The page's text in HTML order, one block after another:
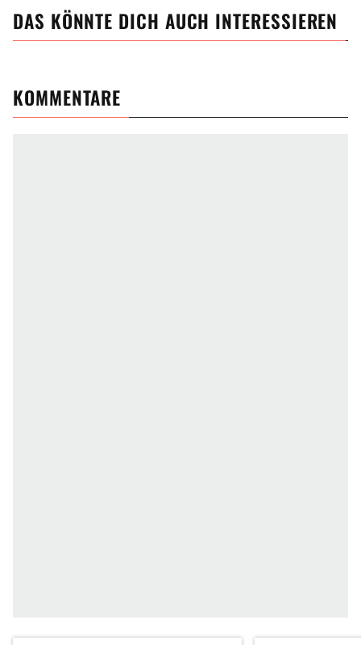
DAS KÖNNTE DICH AUCH INTERESSIEREN
KOMMENTARE